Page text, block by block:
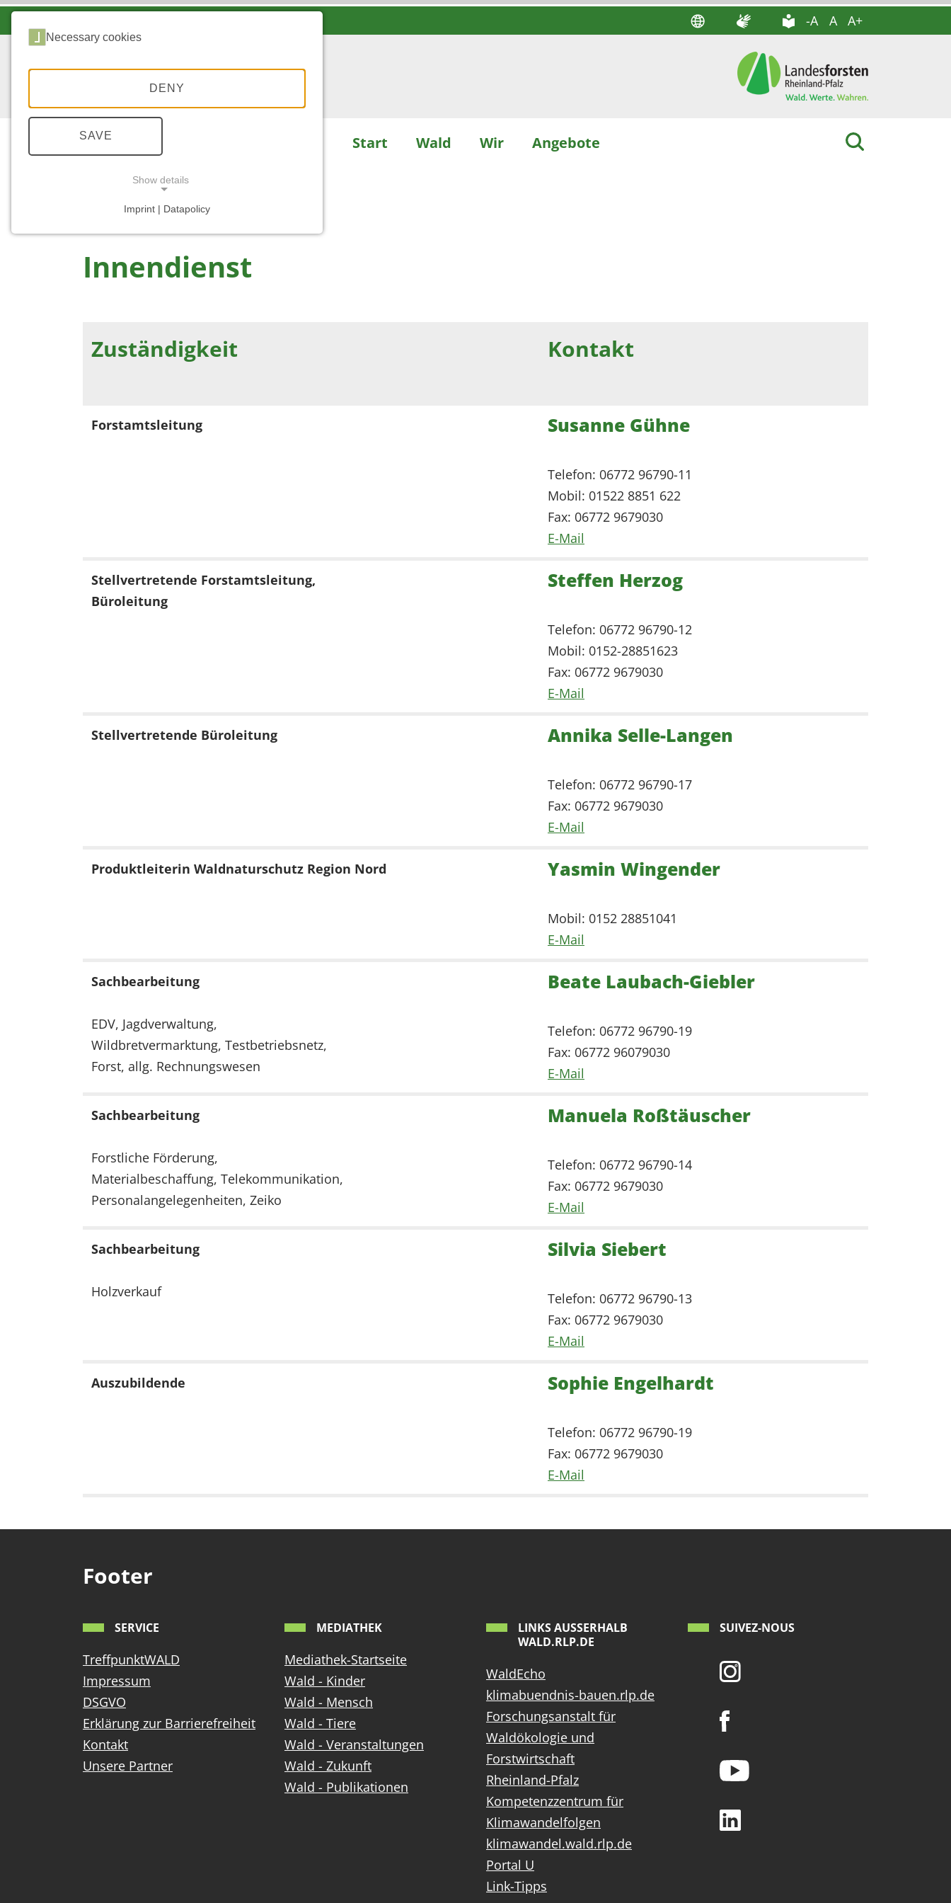
-A A A+
Start Wald Wir Angebote
STARTSEITE ... INNENDIENST
Innendienst
Zuständigkeit Kontakt
Forstamtsleitung Susanne Gühne
Telefon: 06772 96790-11
Mobil: 01522 8851 622
Fax: 06772 9679030
E-Mail
Stellvertretende Forstamtsleitung,
Büroleitung
Steffen Herzog
Telefon: 06772 96790-12
Mobil: 0152-28851623
Fax: 06772 9679030
E-Mail
Stellvertretende Büroleitung Annika Selle-Langen
Telefon: 06772 96790-17
Fax: 06772 9679030
E-Mail
Produktleiterin Waldnaturschutz Region Nord Yasmin Wingender
Mobil: 0152 28851041
E-Mail
Sachbearbeitung
EDV, Jagdverwaltung,
Wildbretvermarktung, Testbetriebsnetz,
Forst, allg. Rechnungswesen
Beate Laubach-Giebler
Telefon: 06772 96790-19
Fax: 06772 96079030
E-Mail
Sachbearbeitung
Forstliche Förderung,
Materialbeschaffung, Telekommunikation,
Personalangelegenheiten, Zeiko
Manuela Roßtäuscher
Telefon: 06772 96790-14
Fax: 06772 9679030
E-Mail
Sachbearbeitung
Holzverkauf
Silvia Siebert
Telefon: 06772 96790-13
Fax: 06772 9679030
E-Mail
Auszubildende Sophie Engelhardt
Telefon: 06772 96790-19
Fax: 06772 9679030
E-Mail
Footer
SERVICE
TreffpunktWALD
Impressum
DSGVO
Erklärung zur Barrierefreiheit
Kontakt
Unsere Partner
MEDIATHEK
Mediathek-Startseite
Wald - Kinder
Wald - Mensch
Wald - Tiere
Wald - Veranstaltungen
Wald - Zukunft
Wald - Publikationen
LINKS AUSSERHALB W
ALD.RLP.DE
WaldEcho
klimabuendnis-bauen.rlp.de
Forschungsanstalt für
Waldökologie und
Forstwirtschaft
Rheinland-Pfalz
Kompetenzzentrum für
Klimawandelfolgen
klimawandel.wald.rlp.de
Portal U
Link-Tipps
SUIVEZ-NOUS
Necessary cookies
DENY
SAVE
Show details
Imprint | Datapolicy